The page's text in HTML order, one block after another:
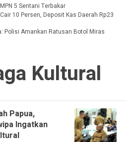
5 Sentani Terbakar
10 Persen, Deposit Kas Daerah Rp23
Polisi Amankan Ratusan Botol Miras
Kultural
Papua,
Ingatkan